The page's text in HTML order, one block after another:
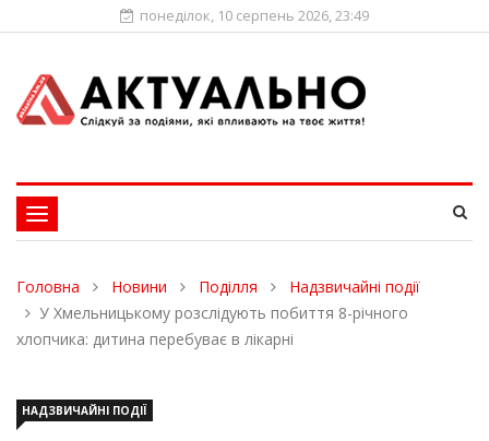
понеділок, 10 серпень 2026, 23:49
Toggle
navigation
Головна Новини Поділля
Надзвичайні події
У Хмельницькому розслідують побиття 8-річного
хлопчика: дитина перебуває в лікарні
НАДЗВИЧАЙНІ ПОДІЇ